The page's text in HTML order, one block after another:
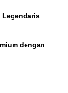
Legendaris
dengan